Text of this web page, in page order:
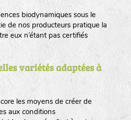
biodynamiques sous le
de nos producteurs pratique la
eux n’étant pas certifiés
variétés adaptées à
les moyens de créer de
aux conditions
(BGH)
(Ici Belle de nuit)
ou du fournisseur de la